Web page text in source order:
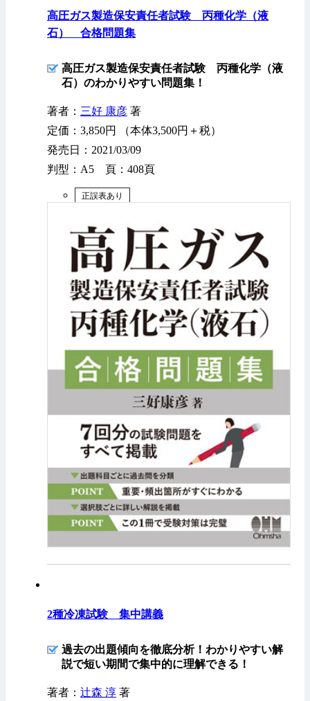
高圧ガス製造保安責任者試験 丙種化学（液
石） 合格問題集
高圧ガス製造保安責任者試験 丙種化学（液
石）のわかりやすい問題集！
著者： 三好 康彦 著
定価：3,850円 （本体3,500円＋税）
発売日：2021/03/09
判型：A5 頁：408頁
正誤表あり
2種冷凍試験 集中講義
過去の出題傾向を徹底分析！わかりやすい解
説で短い期間で集中的に理解できる！
著者： 辻森 淳 著